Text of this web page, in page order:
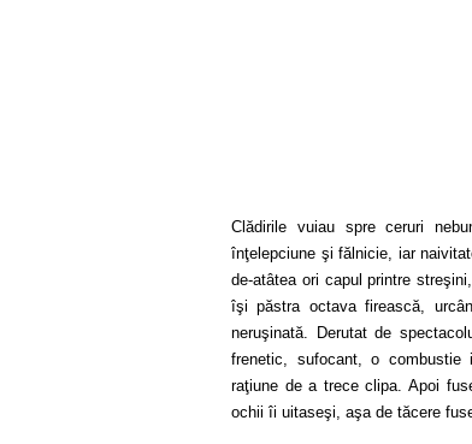
Clădirile vuiau spre ceruri
înţelepciune şi fălnicie, iar
de-atâtea ori capul printre
îşi păstra octava firească,
neruşinată. Derutat de
frenetic, sufocant, o combustie
raţiune de a trece clipa. Apoi
ochii îi uitaseşi, aşa de tăcere